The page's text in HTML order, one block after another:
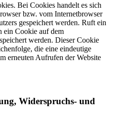
Bei Cookies handelt es sich
bzw. vom Internetbrowser
gespeichert werden. Ruft ein
ein Cookie auf dem
werden. Dieser Cookie
die eine eindeutige
erneuten Aufrufen der Website
Widerspruchs- und